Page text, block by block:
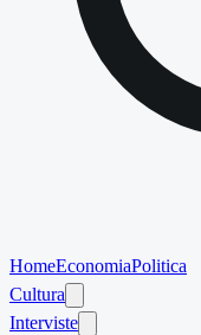
HomeEconomiaPolitica
Cultura
Interviste